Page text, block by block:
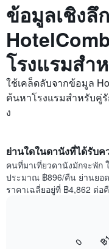
ข้อมูลเชิงลึ
โรงแรมสำ
ใช้เคล็ดลับจากข้อมูล
ค้นหาโรงแรมสำหรับคู่
ง
ย่านใดในดานังที่ได้รับ
คนที่มาเที่ยวดานังมักจะพัก
ประมาณ ฿896/คืน ย่านยอ
ราคาเฉลี่ยอยู่ที่ ฿4,862 ต่
0 ฿